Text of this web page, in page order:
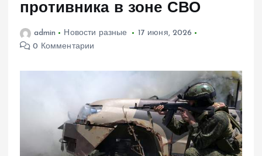
противника в зоне СВО
admin Новости разные
17 июня, 2026
0 Комментарии